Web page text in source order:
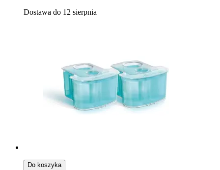
Dostawa do 12 sierpnia
Do koszyka